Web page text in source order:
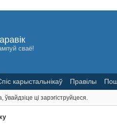
сваё!
карыстальнікаў Правілы
ўвайдзіце ці зарэгіструйцеся.